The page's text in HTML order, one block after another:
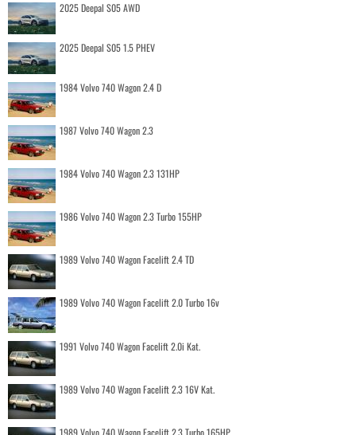
2025 Deepal S05 AWD
2025 Deepal S05 1.5 PHEV
1984 Volvo 740 Wagon 2.4 D
1987 Volvo 740 Wagon 2.3
1984 Volvo 740 Wagon 2.3 131HP
1986 Volvo 740 Wagon 2.3 Turbo 155HP
1989 Volvo 740 Wagon Facelift 2.4 TD
1989 Volvo 740 Wagon Facelift 2.0 Turbo 16v
1991 Volvo 740 Wagon Facelift 2.0i Kat.
1989 Volvo 740 Wagon Facelift 2.3 16V Kat.
1989 Volvo 740 Wagon Facelift 2.3 Turbo 165HP